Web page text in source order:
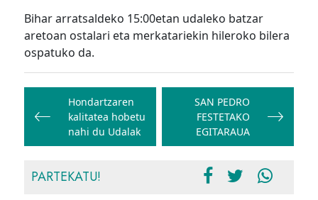
Bihar arratsaldeko 15:00etan udaleko batzar
aretoan ostalari eta merkatariekin hileroko bilera
ospatuko da.
Bidalketetan
zehar
nabigatu
Hondartzaren
kalitatea hobetu
nahi du Udalak
SAN PEDRO
FESTETAKO
EGITARAUA
PARTEKATU!